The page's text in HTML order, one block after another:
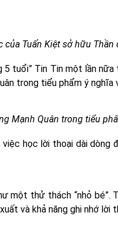
của Tuấn Kiệt sở hữu Thần
5 tuổi” Tin Tin một lần
trong tiểu phẩm ý nghĩa
Mạnh Quân trong tiểu
học lời thoại dài dòng
một thử thách “nhỏ bé”.
và khả năng ghi nhớ lời